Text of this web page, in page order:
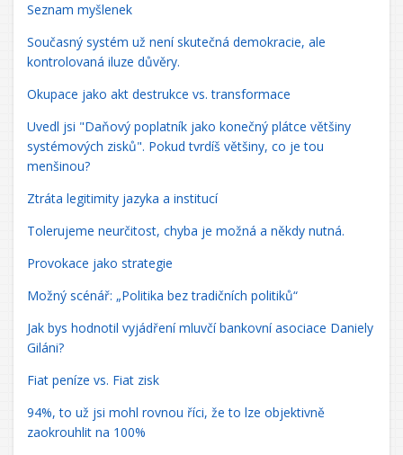
Seznam myšlenek
Současný systém už není skutečná demokracie, ale
kontrolovaná iluze důvěry.
Okupace jako akt destrukce vs. transformace
Uvedl jsi "Daňový poplatník jako konečný plátce většiny
systémových zisků". Pokud tvrdíš většiny, co je tou
menšinou?
Ztráta legitimity jazyka a institucí
Tolerujeme neurčitost, chyba je možná a někdy nutná.
Provokace jako strategie
Možný scénář: „Politika bez tradičních politiků“
Jak bys hodnotil vyjádření mluvčí bankovní asociace Daniely
Giláni?
Fiat peníze vs. Fiat zisk
94%, to už jsi mohl rovnou říci, že to lze objektivně
zaokrouhlit na 100%